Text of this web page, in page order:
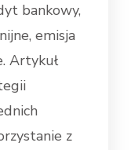
bankowy,
emisja
Artykuł
z